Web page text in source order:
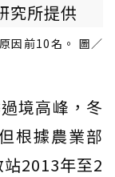
因前10名。 圖／
境高峰，冬
根據農業部
2013年至2